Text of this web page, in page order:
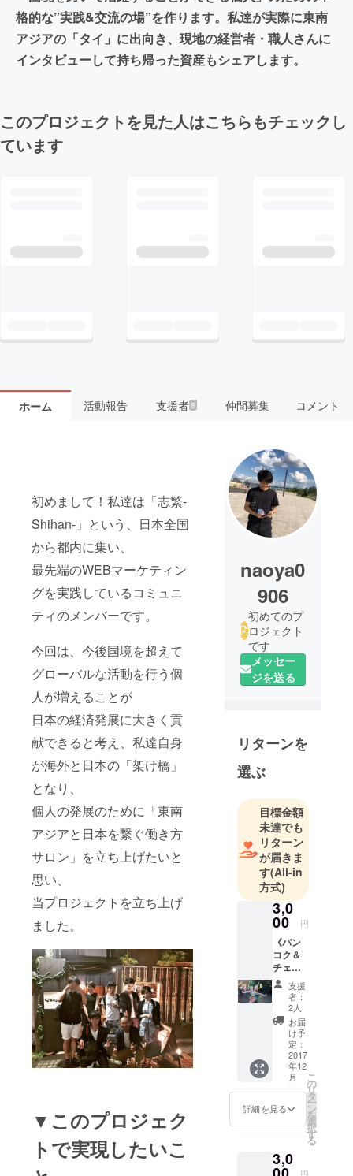
格的な”実践&交流の場”を作ります。私達が実際に東南
アジアの「タイ」に出向き、現地の経営者・職人さんに
インタビューして持ち帰った資産もシェアします。
このプロジェクトを見た人はこちらもチェックし
ています
ホーム 活動報告 支援者8 仲間募集 コメント
初めまして！私達は「志繁-
Shihan-」という、日本全国
から都内に集い、
最先端のWEBマーケティン
グを実践しているコミュニ
ティのメンバーです。
今回は、今後国境を超えて
グローバルな活動を行う個
人が増えることが
日本の経済発展に大きく貢
献できると考え、私達自身
が海外と日本の「架け橋」
となり、
個人の発展のために「東南
アジアと日本を繋ぐ働き方
サロン」を立ち上げたいと
思い、
当プロジェクトを立ち上げ
ました。
▼このプロジェク
トで実現したいこ
naoya0
906
初めてのプ
ロジェクト
です
メッセー
ジを送る
リターンを
選ぶ
目標金額
未達でも
リターン
が届きま
す(All-in
方式)
3,0
00 円
《バン
コク＆
チェン
マイで
撮影し
た写
真》 バ
ンコ
ク、
チェン
マイで
撮影し
た写真
や動画
を タイ
にいる
バーか
らリア
支援
者：
2人
お届
け予
定：
2017
年12
月
詳細を見る
こ
の
リ
タ
ー
ン
を
選
択
す
る
3,0
円